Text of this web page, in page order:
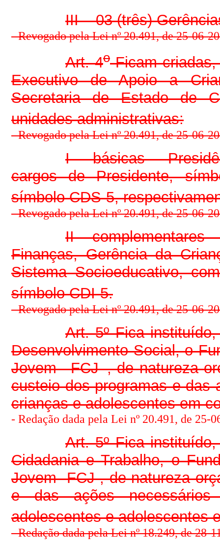
III – 03 (três)
- Revogado pela Lei nº 20.491, de 25-06-
Art. 4oFicam criadas,
Executivo de Apoio a
Secretaria de Estado de
unidades administrativas:
- Revogado pela Lei nº 20.491, de 25-06-
I – básicas –
cargos de Presidente,
símbolo CDS-5,
- Revogado pela Lei nº 20.491, de 25-06-
II – complementares
Finanças, Gerência da
Sistema Socioeducativo,
símbolo CDI-5.
- Revogado pela Lei nº 20.491, de 25-06-
Art. 5º Fica
Desenvolvimento Social, o
Jovem –FCJ–, de natureza
custeio dos programas e das
crianças e adolescentes em
- Redação dada pela Lei nº 20.491, de 25-
Art. 5º Fica
Cidadania e Trabalho, o
Jovem -FCJ-, de natureza
e das ações
adolescentes e adolescentes
-Redação dada pela Lei nº 18.249, de 28-